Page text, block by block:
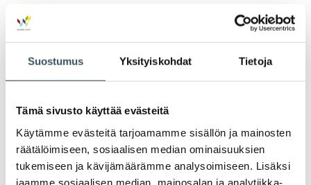
Suostumus Yksityiskohdat Tietoja
Tämä sivusto käyttää evästeitä
Käytämme evästeitä tarjoamamme sisällön ja mainosten
räätälöimiseen, sosiaalisen median ominaisuuksien
tukemiseen ja kävijämäärämme analysoimiseen. Lisäksi
jaamme sosiaalisen median, mainosalan ja analytiikka-
Tiedotteet
Blogit